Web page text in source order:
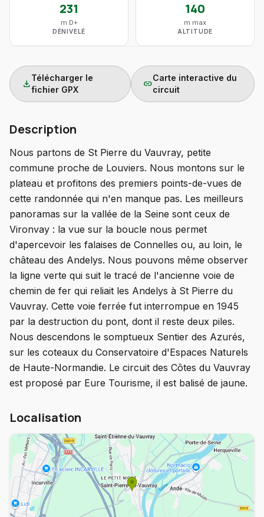
231
m D+
DÉNIVELÉ
140
m max
ALTITUDE
download
Télécharger le
fichier GPX
link
Carte interactive du
circuit
Description
Nous partons de St Pierre du Vauvray, petite
commune proche de Louviers. Nous montons sur le
plateau et profitons des premiers points-de-vues de
cette randonnée qui n'en manque pas. Les meilleurs
panoramas sur la vallée de la Seine sont ceux de
Vironvay : la vue sur la boucle nous permet
d'apercevoir les falaises de Connelles ou, au loin, le
château des Andelys. Nous pouvons même observer
la ligne verte qui suit le tracé de l'ancienne voie de
chemin de fer qui reliait les Andelys à St Pierre du
Vauvray. Cette voie ferrée fut interrompue en 1945
par la destruction du pont, dont il reste deux piles.
Nous descendons le somptueux Sentier des Azurés,
sur les coteaux du Conservatoire d'Espaces Naturels
de Haute-Normandie. Le circuit des Côtes du Vauvray
est proposé par Eure Tourisme, il est balisé de jaune.
Localisation